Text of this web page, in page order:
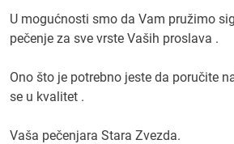
U mogućnosti smo da Vam pružimo
pečenje za sve vrste Vaših proslava .
Ono što je potrebno jeste da poručite
se u kvalitet .
Vaša pečenjara Stara Zvezda.